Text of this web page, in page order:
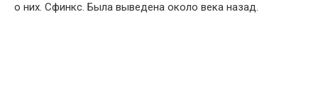
о них. Сфинкс. Была выведена около века назад.